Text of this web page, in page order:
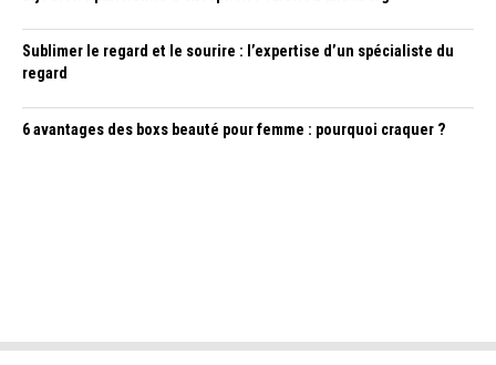
Sublimer le regard et le sourire : l’expertise d’un spécialiste du
regard
6 avantages des boxs beauté pour femme : pourquoi craquer ?